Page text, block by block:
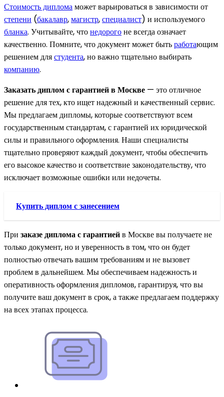
Стоимость дипломаможет варьироваться в зависимости от
степени (бакалавр,магистр,специалист) и используемого
бланка. Учитывайте, чтонедорогоне всегда означает
качественно. Помните, что документ может бытьработающим
решением длястудента, но важно тщательно выбирать
компанию.
Заказать диплом с гарантией в Москве — это отличное
решение для тех, кто ищет надежный и качественный сервис.
Мы предлагаем дипломы, которые соответствуют всем
государственным стандартам, с гарантией их юридической
силы и правильного оформления. Наши специалисты
тщательно проверяют каждый документ, чтобы обеспечить
его высокое качество и соответствие законодательству, что
исключает возможные ошибки или недочеты.
Купить диплом с занесением
При заказе диплома с гарантиейв Москве вы получаете не
только документ, но и уверенность в том, что он будет
полностью отвечать вашим требованиям и не вызовет
проблем в дальнейшем. Мы обеспечиваем надежность и
оперативность оформления дипломов, гарантируя, что вы
получите ваш документ в срок, а также предлагаем поддержку
на всех этапах процесса.